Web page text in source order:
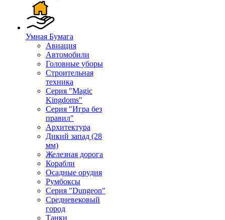
Умная Бумага
Авиация
Автомобили
Головные уборы
Строительная
техника
Серия "Magic
Kingdoms"
Серия "Игра без
правил"
Архитектура
Дикий запад (28
мм)
Железная дорога
Корабли
Осадные орудия
Румбоксы
Серия "Dungeon"
Средневековый
город
Танки